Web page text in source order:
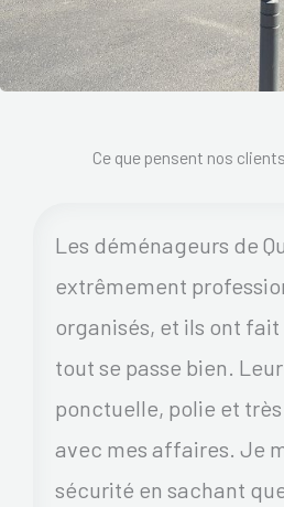
Ce que pensent nos
Les déménageurs de
extrêmement
organisés, et ils ont
tout se passe bien.
ponctuelle, polie et
avec mes affaires. Je
sécurité en sachant